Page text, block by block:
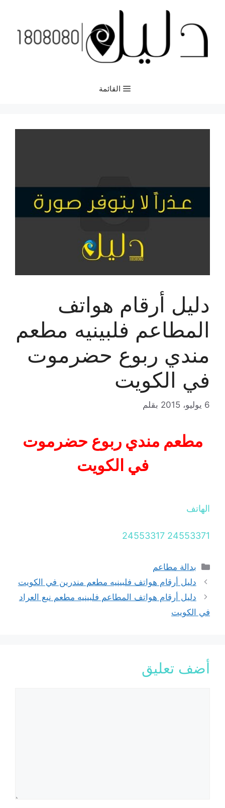
المحتوى
القائمة
دليل أرقام هواتف
المطاعم فلبينيه مطعم
مندي ربوع حضرموت
في الكويت
6 يوليو، 2015 بقلم
مطعم مندي ربوع حضرموت
في الكويت
الهاتف
24553371 24553317
التصنيفات
بدالة مطاعم
دليل أرقام هواتف فلبينيه مطعم مندرين في الكويت
دليل أرقام هواتف المطاعم فلبينيه مطعم نبع العراد
في الكويت
أضف تعليق